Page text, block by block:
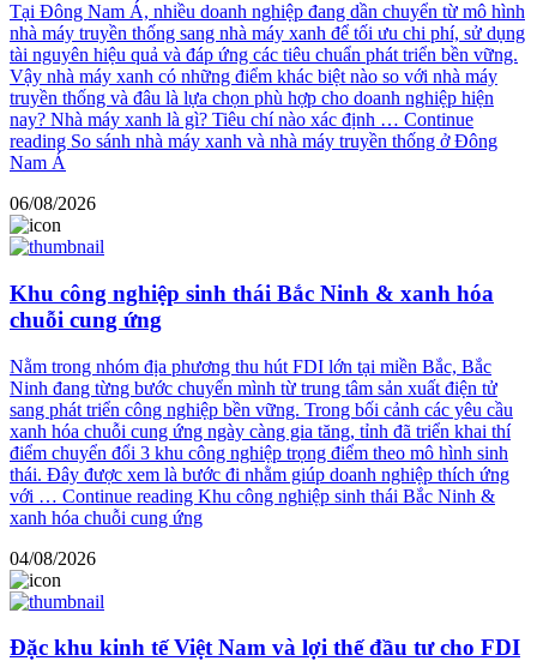
Tại Đông Nam Á, nhiều doanh nghiệp đang dần chuyển từ mô hình
nhà máy truyền thống sang nhà máy xanh để tối ưu chi phí, sử dụng
tài nguyên hiệu quả và đáp ứng các tiêu chuẩn phát triển bền vững.
Vậy nhà máy xanh có những điểm khác biệt nào so với nhà máy
truyền thống và đâu là lựa chọn phù hợp cho doanh nghiệp hiện
nay? Nhà máy xanh là gì? Tiêu chí nào xác định … Continue
reading So sánh nhà máy xanh và nhà máy truyền thống ở Đông
Nam Á
06/08/2026
Khu công nghiệp sinh thái Bắc Ninh & xanh hóa
chuỗi cung ứng
Nằm trong nhóm địa phương thu hút FDI lớn tại miền Bắc, Bắc
Ninh đang từng bước chuyển mình từ trung tâm sản xuất điện tử
sang phát triển công nghiệp bền vững. Trong bối cảnh các yêu cầu
xanh hóa chuỗi cung ứng ngày càng gia tăng, tỉnh đã triển khai thí
điểm chuyển đổi 3 khu công nghiệp trọng điểm theo mô hình sinh
thái. Đây được xem là bước đi nhằm giúp doanh nghiệp thích ứng
với … Continue reading Khu công nghiệp sinh thái Bắc Ninh &
xanh hóa chuỗi cung ứng
04/08/2026
Đặc khu kinh tế Việt Nam và lợi thế đầu tư cho FDI